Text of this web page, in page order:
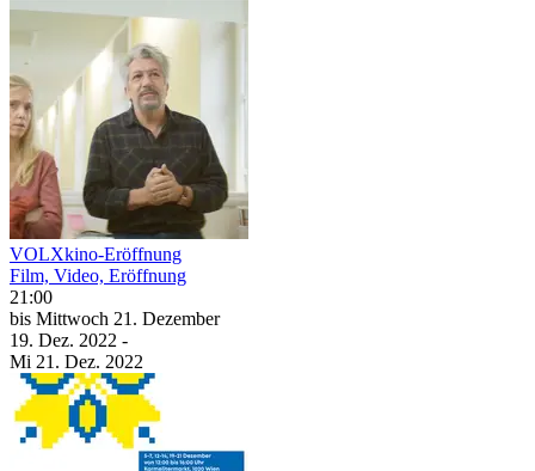
VOLXkino-Eröffnung
Film, Video, Eröffnung
21:00
bis Mittwoch 21. Dezember
19. Dez. 2022 -
Mi 21. Dez. 2022